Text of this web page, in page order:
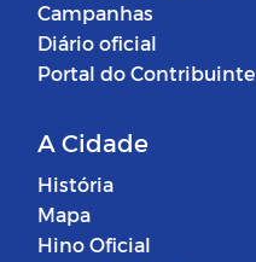
Campanhas
Diário oficial
Portal do Contribuinte
A Cidade
História
Mapa
Hino Oficial